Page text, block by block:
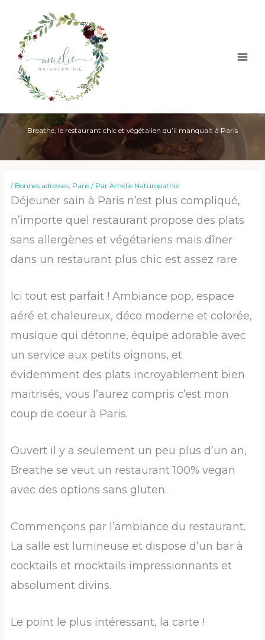
contenu
Breathe, le restaurant chic et végétalien qu’il manquait à Paris
/ Bonnes adresses, Paris / ParAmélie Naturopathie
Déjeuner sain à Paris n’est plus compliqué,
n’importe quel restaurant propose des plats
sans allergènes et végétariens mais dîner
dans un restaurant plus chic est assez rare.
Ici tout est parfait ! Ambiance pop, espace
aéré et chaleureux, déco moderne et colorée,
musique qui détonne, équipe adorable avec
un service aux petits oignons, et
évidemment des plats incroyablement bien
maitrisés, vous l’aurez compris c’est mon
coup de coeur à Paris.
Ouvert il y a seulement un peu plus d’un an,
Breathe se veut un restaurant 100% vegan
avec des options sans gluten.
Commençons par l’ambiance du restaurant.
La salle est lumineuse et dispose d’un bar à
cocktails et mocktails impressionnants et
absolument divins.
Le point le plus intéressant, la carte !